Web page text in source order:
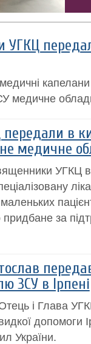
УГКЦ
медичне
в
медичне
УГКЦ в
за
ЗСУ в Ірпені
і Глава
допомоги
України.